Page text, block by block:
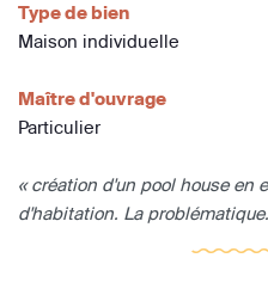
Type de bien
Maison individuelle
Maître d'ouvrage
Particulier
« création d'un pool house en
d'habitation. La